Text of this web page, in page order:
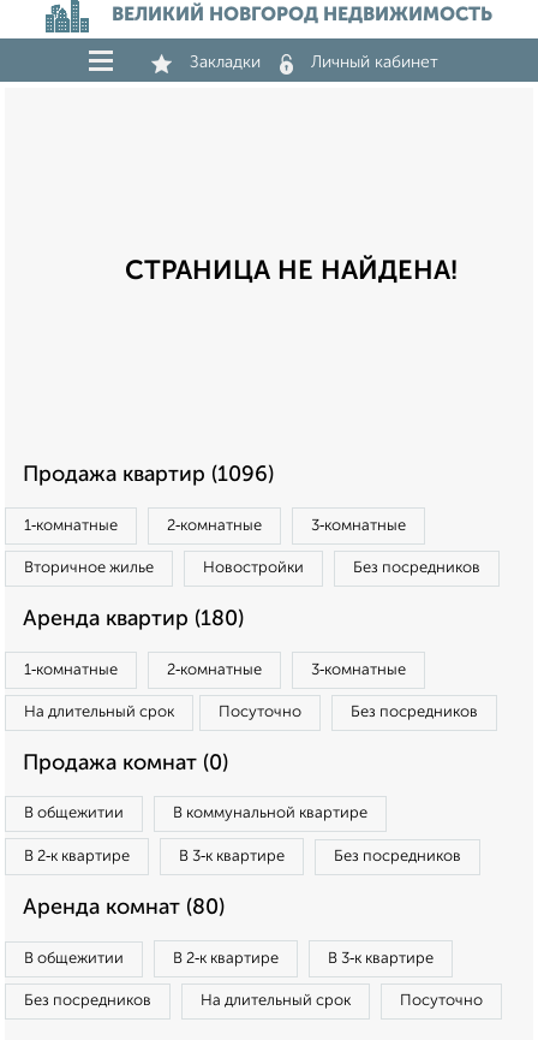
ВЕЛИКИЙ НОВГОРОД НЕДВИЖИМОСТЬ
Закладки Личный кабинет
СТРАНИЦА НЕ НАЙДЕНА!
Продажа квартир (1096)
1‑комнатные 2‑комнатные 3‑комнатные
Вторичное жилье Новостройки Без посредников
Аренда квартир (180)
1‑комнатные 2‑комнатные 3‑комнатные
На длительный срок Посуточно Без посредников
Продажа комнат (0)
В общежитии В коммунальной квартире
В 2‑к квартире В 3‑к квартире Без посредников
Аренда комнат (80)
В общежитии В 2‑к квартире В 3‑к квартире
Без посредников На длительный срок Посуточно